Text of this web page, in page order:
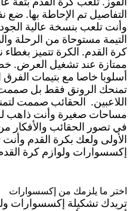
الفوز. تلعب كرة القدم بثقة
التفاصيل تم الإحاطة بها.
التيمة مستوحاة من الرحلة
كرة القدم. الكرة تتميز
ممتازة عند تشغيل العرض.
أسلوبا خاصا مع بتيمات الفرق
تمنحك الرونق فقط بل
اللاعبين. الحقائب صممت
مساحات صغيرة وأنت ذاهب
في تصور الحقائب والأفكار
الأولى ولعك بكرة القدم
إكسسوارات ولوازم كرة
اختر ما يلزمك من إكسسوارات
تريدك تشكيلة إكسسوارات